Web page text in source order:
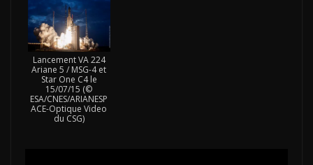
Lancement VA 224
Ariane 5 / MSG-4 et
Star One C4 le
15/07/15 (©
ESA/CNES/ARIANESP
ACE-Optique Video
du CSG)